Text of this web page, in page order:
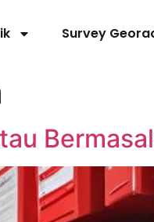
Survey